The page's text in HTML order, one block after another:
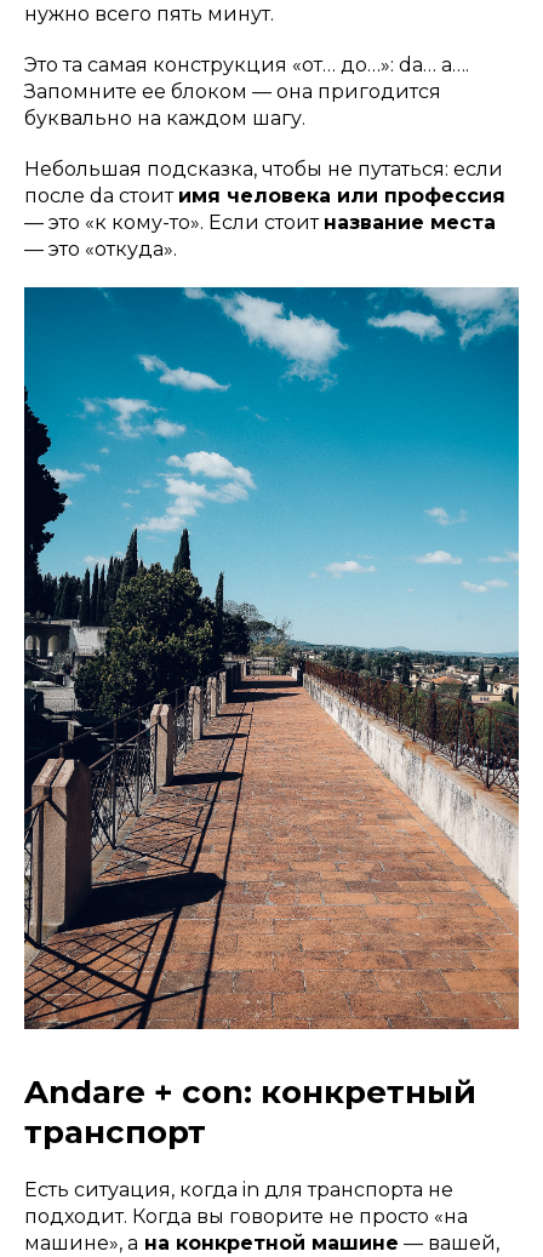
нужно всего пять минут.
Это та самая конструкция «от… до…»: da… a….
Запомните ее блоком — она пригодится
буквально на каждом шагу.
Небольшая подсказка, чтобы не путаться: если
после da стоит имя человека или профессия
— это «к кому-то». Если стоит название места
— это «откуда».
Andare + con: конкретный
транспорт
Есть ситуация, когда in для транспорта не
подходит. Когда вы говорите не просто «на
машине», а на конкретной машине — вашей,